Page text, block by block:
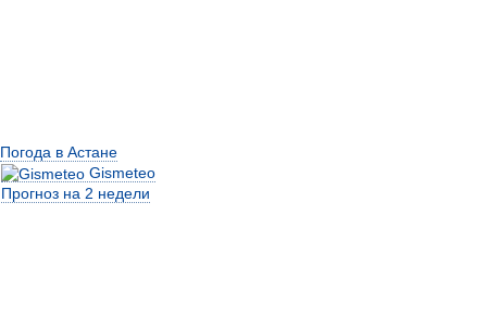
Погода в Астане
Gismeteo
Прогноз на 2 недели